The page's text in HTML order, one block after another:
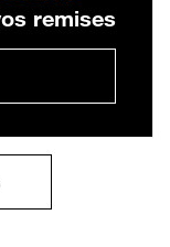
remises